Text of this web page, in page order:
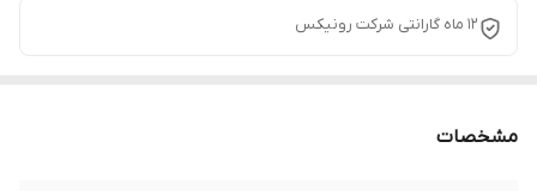
12 ماه گارانتی شرکت رونیکس
مشخصات